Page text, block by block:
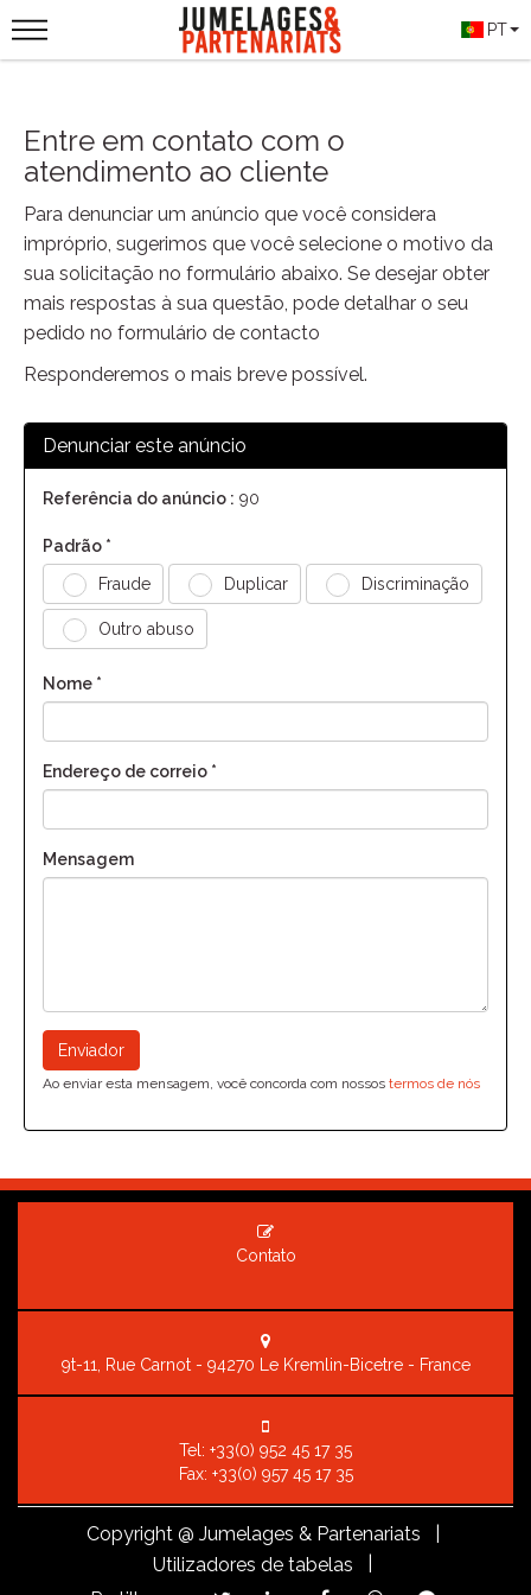
PT
Entre em contato com o
atendimento ao cliente
Para denunciar um anúncio que você considera
impróprio, sugerimos que você selecione o motivo da
sua solicitação no formulário abaixo. Se desejar obter
mais respostas à sua questão, pode detalhar o seu
pedido no formulário de contacto
Responderemos o mais breve possível.
Denunciar este anúncio
Referência do anúncio : 90
Padrão *
Fraude
Duplicar Discriminação
Outro abuso
Nome *
Endereço de correio *
Mensagem
Ao enviar esta mensagem, você concorda com nossos termos de nós
Contato
9t-11, Rue Carnot - 94270 Le Kremlin-Bicetre - France
Tel: +33(0) 952 45 17 35
Fax: +33(0) 957 45 17 35
Copyright@ Jumelages & Partenariats |
Utilizadores de tabelas